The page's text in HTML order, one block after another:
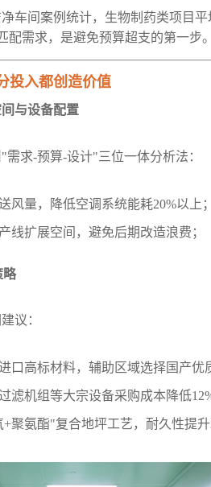
车间案例统计，生物制药类项目
配需求，是避免预算超支的第一步。
投入都创造价值
与设备配置
求-预算-设计"三位一体分析法：
风量，降低空调系统能耗20%以上；
线扩展空间，避免后期改造浪费；
略
议：
口高标材料，辅助区域选择国产优
滤机组等大宗设备采购成本降低
聚氨酯"复合地坪工艺，耐久性提升